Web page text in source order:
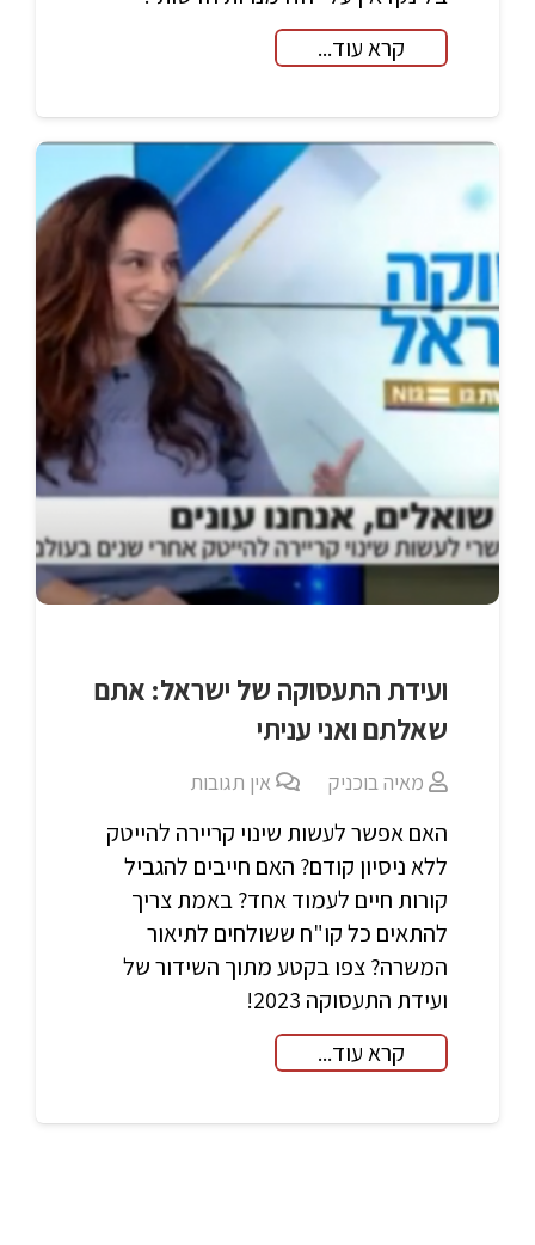
קרא עוד...
ועידת התעסוקה של ישראל: אתם
שאלתם ואני עניתי
מאיה בוכניק אין תגובות
האם אפשר לעשות שינוי קריירה להייטק
ללא ניסיון קודם? האם חייבים להגביל
קורות חיים לעמוד אחד? באמת צריך
להתאים כל קו"ח ששולחים לתיאור
המשרה? צפו בקטע מתוך השידור של
ועידת התעסוקה 2023!
קרא עוד...